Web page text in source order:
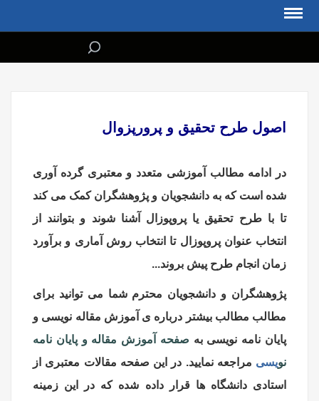
اصول طرح تحقیق و پرورپزوال
در ادامه مطالب آموزشی متعدد و معتبری گرده آوری
شده است که به دانشجویان و پژوهشگران کمک می کند
تا با طرح تحقیق یا پروپوزال آشنا شوند و بتوانند از
انتخاب عنوان پروپوزال تا انتخاب روش آماری و برآورد
زمان انجام طرح پیش بروند...
پژوهشگران و دانشجویان محترم شما می توانید برای
مطالب مطالب بیشتر درباره ی آموزش مقاله نویسی و
پایان نامه نویسی به صفحه آموزش مقاله و پایان نامه
نویسی مراجعه نمایید. در این صفحه مقالات معتبری از
استادی دانشگاه ها قرار داده شده که در این زمینه